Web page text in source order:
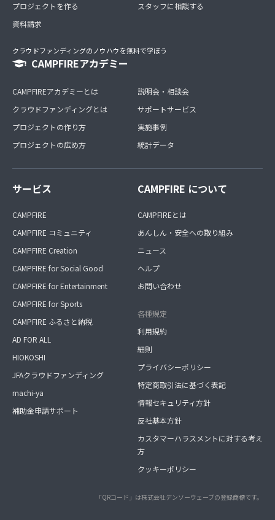
プロジェクトを作る
資料請求
スタッフに相談する
クラウドファンディングのノウハウを無料で学ぼう
CAMPFIREアカデミー
CAMPFIREアカデミーとは
クラウドファンディングとは
プロジェクトの作り方
プロジェクトの広め方
説明会・相談会
サポートサービス
実施事例
統計データ
サービス
CAMPFIRE
CAMPFIRE コミュニティ
CAMPFIRE Creation
CAMPFIRE for Social Good
CAMPFIRE for Entertainment
CAMPFIRE for Sports
CAMPFIRE ふるさと納税
AD FOR ALL
HIOKOSHI
JFAクラウドファンディング
machi-ya
補助金申請サポート
CAMPFIRE について
CAMPFIREとは
あんしん・安全への取り組み
ニュース
ヘルプ
お問い合わせ
各種規定
利用規約
細則
プライバシーポリシー
特定商取引法に基づく表記
情報セキュリティ方針
反社基本方針
カスタマーハラスメントに対する考え
方
クッキーポリシー
「QRコード」は株式会社デンソーウェーブの登録商標です。